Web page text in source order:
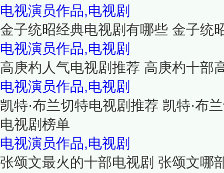
电视演员作品,电视剧
金子统昭经典电视剧有哪些 金子统
电视演员作品,电视剧
高庚杓人气电视剧推荐 高庚杓十部
电视演员作品,电视剧
凯特·布兰切特电视剧推荐 凯特·布
电视剧榜单
电视演员作品,电视剧
张颂文最火的十部电视剧 张颂文哪